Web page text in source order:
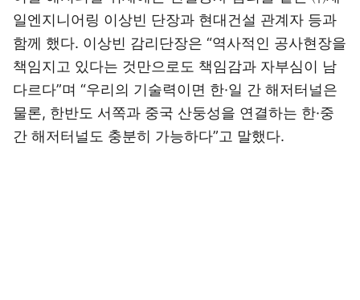
일엔지니어링 이상빈 단장과 현대건설 관계자 등과
함께 했다. 이상빈 감리단장은 “역사적인 공사현장을
책임지고 있다는 것만으로도 책임감과 자부심이 남
다르다”며 “우리의 기술력이면 한·일 간 해저터널은
물론, 한반도 서쪽과 중국 산둥성을 연결하는 한·중
간 해저터널도 충분히 가능하다”고 말했다.